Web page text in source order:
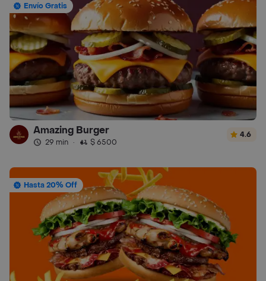
Envío Gratis
Amazing Burger
29 min · $ 6500
4.6
Hasta 20% Off